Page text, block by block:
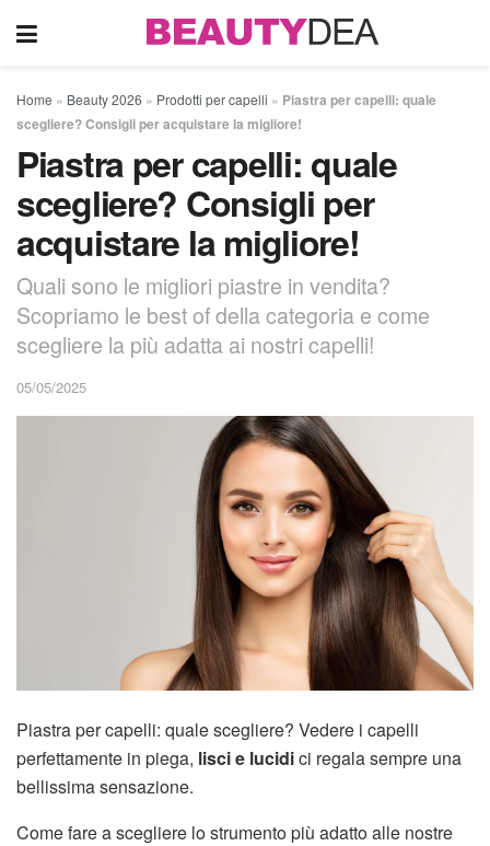
Home » Beauty 2026 » Prodotti per capelli » Piastra per capelli: quale
scegliere? Consigli per acquistare la migliore!
Piastra per capelli: quale
scegliere? Consigli per
acquistare la migliore!
Quali sono le migliori piastre in vendita?
Scopriamo le best of della categoria e come
scegliere la più adatta ai nostri capelli!
05/05/2025
Piastra per capelli: quale scegliere? Vedere i capelli
perfettamente in piega, lisci e lucidici regala sempre una
bellissima sensazione.
Come fare a scegliere lo strumento più adatto alle nostre